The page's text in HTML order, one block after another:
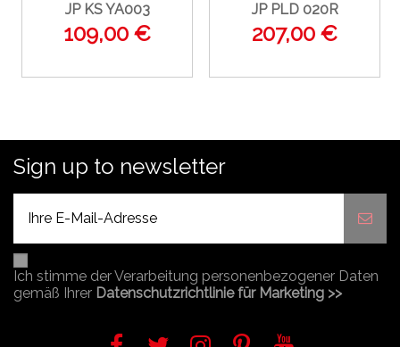
JP KS YA003
109,00 €
JP PLD 020R
207,00 €
Sign up to newsletter
Ich stimme der Verarbeitung personenbezogener Daten
gemäß Ihrer Datenschutzrichtlinie für Marketing >>